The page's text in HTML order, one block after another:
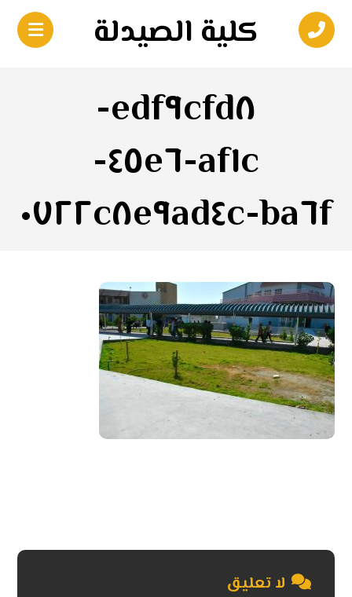
كلية الصيدلة
edf٩cfd٨-
af١c-٤٥e٦-
ba٦f-٠٧٢٢c٨e٩ad٤c
لا تعليق